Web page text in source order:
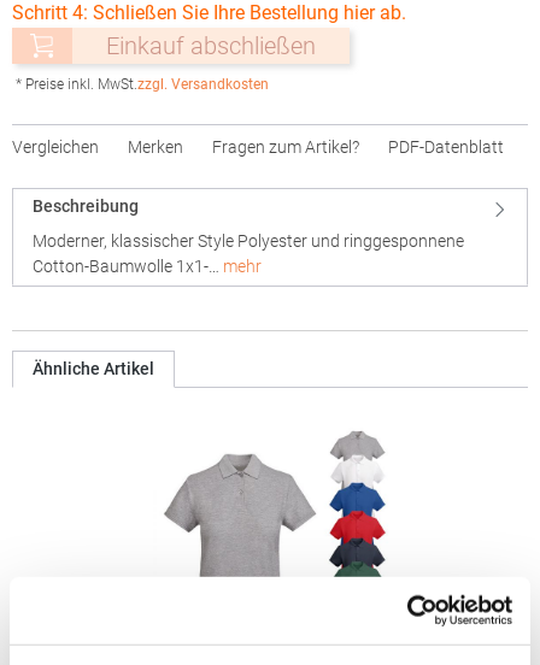
Schritt 4: Schließen Sie Ihre Bestellung hier ab.
Einkauf abschließen
* Preise inkl. MwSt.zzgl. Versandkosten
Vergleichen Merken Fragen zum Artikel? PDF-Datenblatt
Beschreibung
Moderner, klassischer Style Polyester und ringgesponnene
Cotton-Baumwolle 1x1-… mehr
Ähnliche Artikel